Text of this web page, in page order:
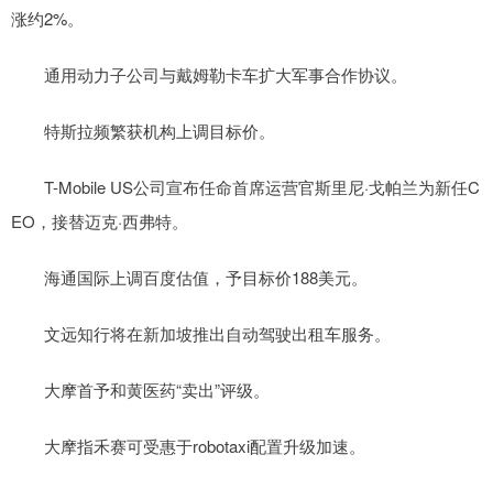
涨约2%。
通用动力子公司与戴姆勒卡车扩大军事合作协议。
特斯拉频繁获机构上调目标价。
T-Mobile US公司宣布任命首席运营官斯里尼·戈帕兰为新任C
EO，接替迈克·西弗特。
海通国际上调百度估值，予目标价188美元。
文远知行将在新加坡推出自动驾驶出租车服务。
大摩首予和黄医药“卖出”评级。
大摩指禾赛可受惠于robotaxi配置升级加速。